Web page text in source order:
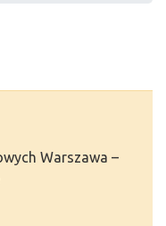
Warszawa –